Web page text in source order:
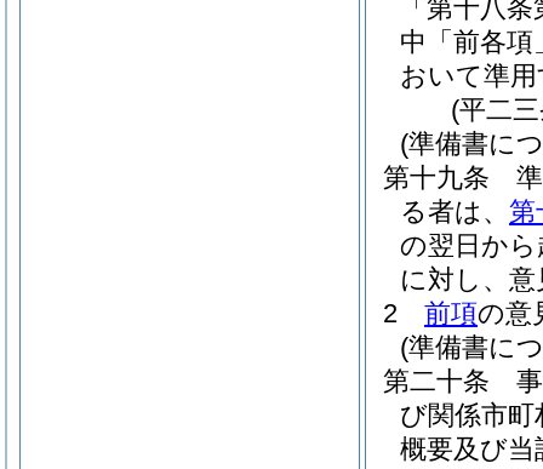
「第十八
中「前各
おいて準
(平二
(準備書に
第十九条
る者は、 第
の翌日か
に対し、
2
前項の意
(準備書に
第二十条
び関係市
概要及び